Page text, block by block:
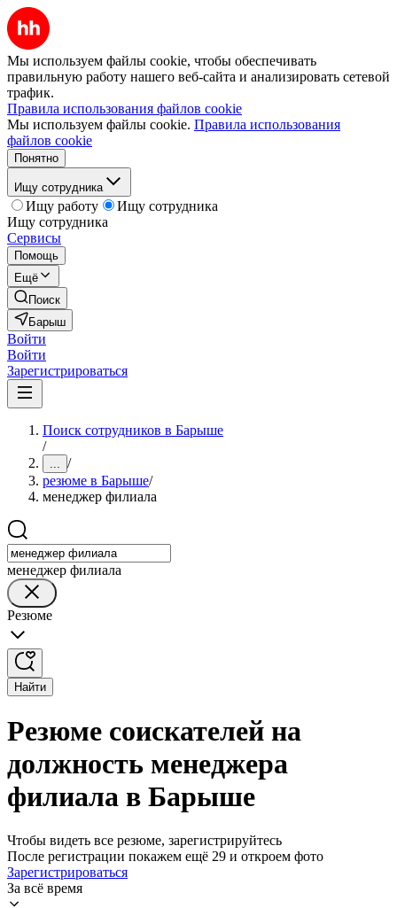
Мы используем файлы cookie, чтобы обеспечивать
правильную работу нашего веб-сайта и анализировать сетевой
трафик.
Правила использования файлов cookie
Мы используем файлы cookie. Правила использования
файлов cookie
Понятно
Ищу сотрудника
Ищу работу
Ищу сотрудника
Ищу сотрудника
Сервисы
Помощь
Ещё
Поиск
Барыш
Войти
Войти
Зарегистрироваться
Поиск сотрудников в Барыше
/
... /
резюме в Барыше/
менеджер филиала
менеджер филиала
Резюме
Найти
Резюме соискателей на
должность менеджера
филиала в Барыше
Чтобы видеть все резюме, зарегистрируйтесь
После регистрации покажем ещё 29 и откроем фото
Зарегистрироваться
За всё время